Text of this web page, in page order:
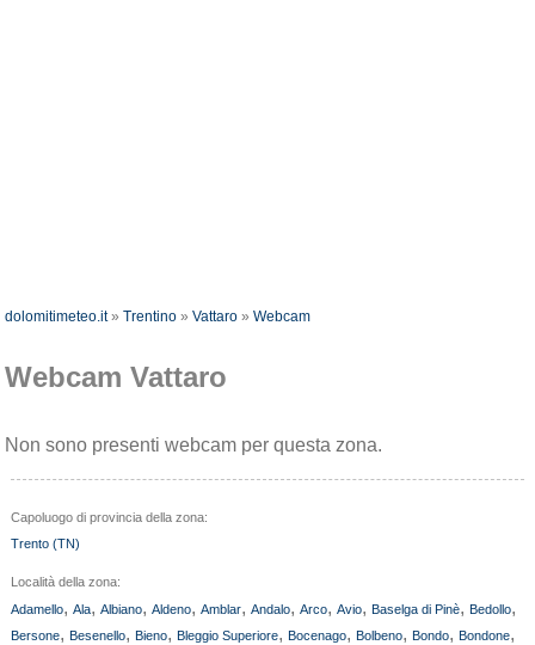
dolomitimeteo.it»Trentino »Vattaro »Webcam
Webcam Vattaro
Non sono presenti webcam per questa zona.
Capoluogo di provincia della zona:
Trento (TN)
Località della zona:
Adamello, Ala, Albiano, Aldeno, Amblar, Andalo, Arco, Avio, Baselga di Pinè, Bedollo,
Bersone, Besenello, Bieno, Bleggio Superiore, Bocenago, Bolbeno, Bondo, Bondone,